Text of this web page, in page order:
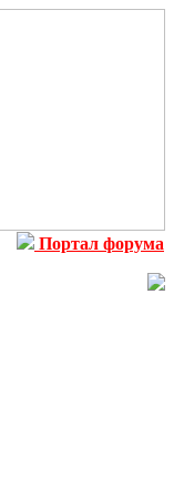
Портал форума